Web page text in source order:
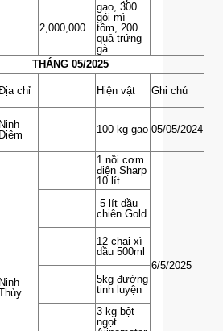
2,000,000
gạo, 300
gói mì
tôm, 200
quả trứng
gà
THÁNG 05/2025
chỉ Hiện vật Ghi chú
Ninh
Diêm
100 kg gạo 05/05/2024
Ninh
1 nồi cơm
điện Sharp
10 lít
6/5/2025
5 lít dầu
chiên Gold
12 chai xì
dầu 500ml
5kg đường
tinh luyện
3 kg bột
ngọt